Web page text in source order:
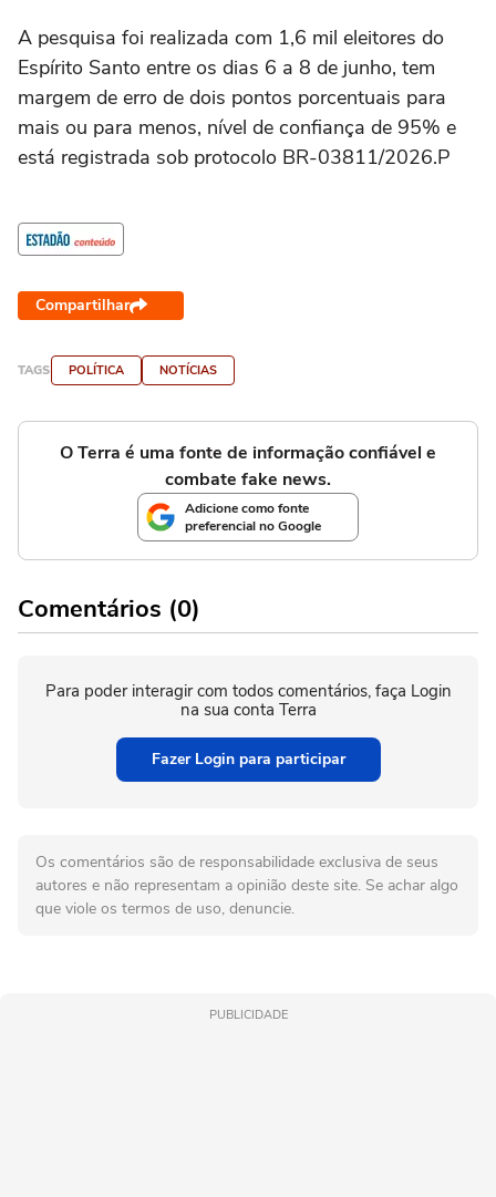
A pesquisa foi realizada com 1,6 mil eleitores do
Espírito Santo entre os dias 6 a 8 de junho, tem
margem de erro de dois pontos porcentuais para
mais ou para menos, nível de confiança de 95% e
está registrada sob protocolo BR-03811/2026.P
Compartilhar
TAGS POLÍTICA NOTÍCIAS
O Terra é uma fonte de informação confiável e
combate fake news.
Adicione como fonte
preferencial no Google
Comentários (0)
Para poder interagir com todos comentários, faça Login
na sua conta Terra
Fazer Login para participar
Os comentários são de responsabilidade exclusiva de seus
autores e não representam a opinião deste site. Se achar algo
que viole os termos de uso, denuncie.
PUBLICIDADE